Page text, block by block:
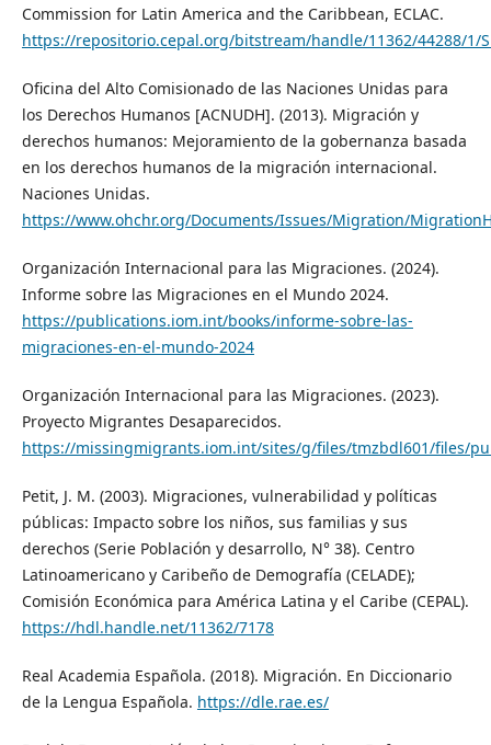
Commission for Latin America and the Caribbean, ECLAC.
https://repositorio.cepal.org/bitstream/handle/11362/44288/1/
Oficina del Alto Comisionado de las Naciones Unidas para
los Derechos Humanos [ACNUDH]. (2013). Migración y
derechos humanos: Mejoramiento de la gobernanza basada
en los derechos humanos de la migración internacional.
Naciones Unidas.
https://www.ohchr.org/Documents/Issues/Migration/
Organización Internacional para las Migraciones. (2024).
Informe sobre las Migraciones en el Mundo 2024.
https://publications.iom.int/books/informe-sobre-las-
migraciones-en-el-mundo-2024
Organización Internacional para las Migraciones. (2023).
Proyecto Migrantes Desaparecidos.
https://missingmigrants.iom.int/sites/g/files/tmzbdl601/files/
Petit, J. M. (2003). Migraciones, vulnerabilidad y políticas
públicas: Impacto sobre los niños, sus familias y sus
derechos (Serie Población y desarrollo, N° 38). Centro
Latinoamericano y Caribeño de Demografía (CELADE);
Comisión Económica para América Latina y el Caribe (CEPAL).
https://hdl.handle.net/11362/7178
Real Academia Española. (2018). Migración. En Diccionario
de la Lengua Española. https://dle.rae.es/